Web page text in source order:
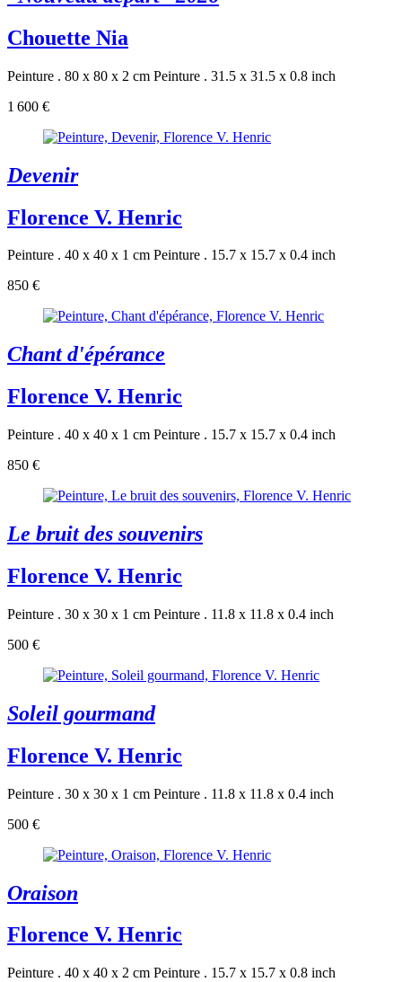
Chouette Nia
Peinture . 80 x 80 x 2 cm Peinture . 31.5 x 31.5 x 0.8 inch
1 600 €
Devenir
Florence V. Henric
Peinture . 40 x 40 x 1 cm Peinture . 15.7 x 15.7 x 0.4 inch
850 €
Chant d'épérance
Florence V. Henric
Peinture . 40 x 40 x 1 cm Peinture . 15.7 x 15.7 x 0.4 inch
850 €
Le bruit des souvenirs
Florence V. Henric
Peinture . 30 x 30 x 1 cm Peinture . 11.8 x 11.8 x 0.4 inch
500 €
Soleil gourmand
Florence V. Henric
Peinture . 30 x 30 x 1 cm Peinture . 11.8 x 11.8 x 0.4 inch
500 €
Oraison
Florence V. Henric
Peinture . 40 x 40 x 2 cm Peinture . 15.7 x 15.7 x 0.8 inch